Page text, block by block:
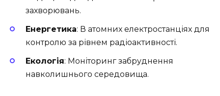
захворювань.
Енергетика: В атомних електростанціях для
контролю за рівнем радіоактивності.
Екологія: Моніторинг забруднення
навколишнього середовища.